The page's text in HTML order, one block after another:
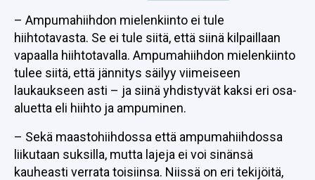
– Ampumahiihdon mielenkiinto ei tule
hiihtotavasta. Se ei tule siitä, että siinä kilpaillaan
vapaalla hiihtotavalla. Ampumahiihdon mielenkiinto
tulee siitä, että jännitys säilyy viimeiseen
laukaukseen asti – ja siinä yhdistyvät kaksi eri osa-
aluetta eli hiihto ja ampuminen.
– Sekä maastohiihdossa että ampumahiihdossa
liikutaan suksilla, mutta lajeja ei voi sinänsä
kauheasti verrata toisiinsa. Niissä on eri tekijöitä,